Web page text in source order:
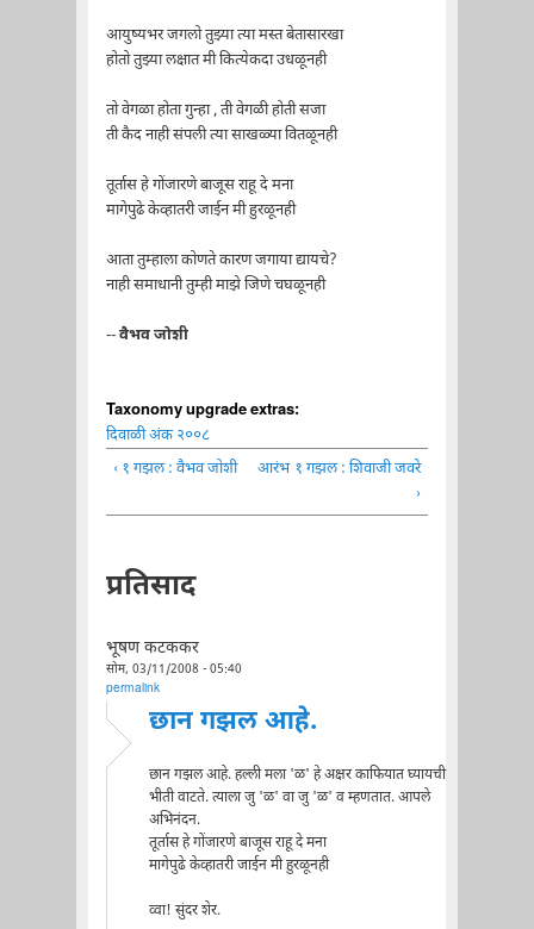
आयुष्यभर जगलो तुझ्या त्या मस्त बेतासारखा
होतो तुझ्या लक्षात मी कित्येकदा उधळूनही
तो वेगळा होता गुन्हा , ती वेगळी होती सजा
ती कैद नाही संपली त्या साखळ्या वितळूनही
तूर्तास हे गोंजारणे बाजूस राहू दे मना
मागेपुढे केव्हातरी जाईन मी हुरळूनही
आता तुम्हाला कोणते कारण जगाया द्यायचे?
नाही समाधानी तुम्ही माझे जिणे चघळूनही
--वैभव जोशी
Taxonomy upgrade extras:
दिवाळी अंक २००८
‹ १ गझल : वैभव जोशी
आरंभ १ गझल : शिवाजी जवरे
›
प्रतिसाद
भूषण कटककर
सोम, 03/11/2008 - 05:40
permalink
छान गझल आहे.
छान गझल आहे. हल्ली मला 'ळ' हे अक्षर काफियात घ्यायची
भीती वाटते. त्याला जु 'ळ' वा जु 'ळ' व म्हणतात. आपले
अभिनंदन.
तूर्तास हे गोंजारणे बाजूस राहू दे मना
मागेपुढे केव्हातरी जाईन मी हुरळूनही
व्वा! सुंदर शेर.